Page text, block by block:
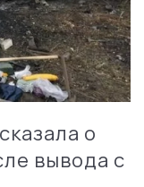
о
вывода с